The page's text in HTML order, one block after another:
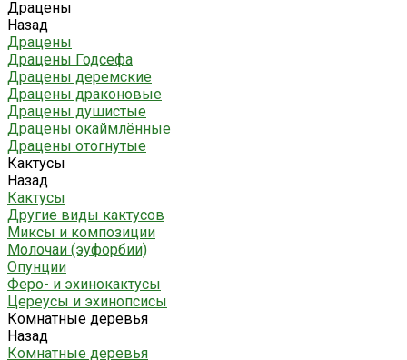
Драцены
Назад
Драцены
Драцены Годсефа
Драцены деремские
Драцены драконовые
Драцены душистые
Драцены окаймлённые
Драцены отогнутые
Кактусы
Назад
Кактусы
Другие виды кактусов
Миксы и композиции
Молочаи (эуфорбии)
Опунции
Феро- и эхинокактусы
Цереусы и эхинопсисы
Комнатные деревья
Назад
Комнатные деревья